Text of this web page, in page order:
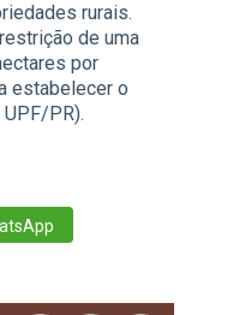
rurais.
de uma
por
estabelecer o
PR).